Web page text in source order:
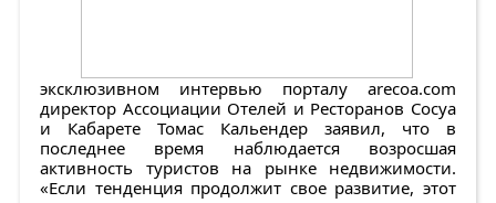
эксклюзивном интервью порталу arecoa.com
директор Ассоциации Отелей и Ресторанов Сосуа
и Кабарете Томас Кальендер заявил, что в
последнее время наблюдается возросшая
активность туристов на рынке недвижимости.
«Если тенденция продолжит свое развитие, этот